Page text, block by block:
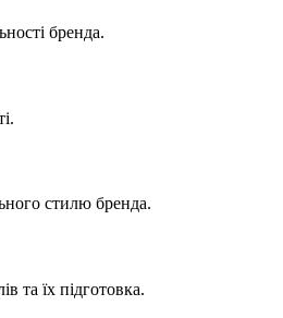
бренда.
стилю бренда.
та їх підготовка.